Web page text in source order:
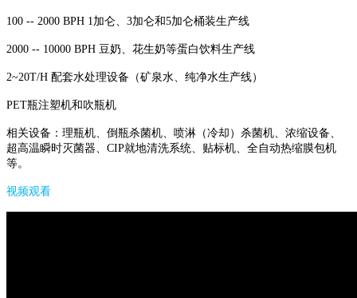
100 -- 2000 BPH 1加仑、3加仑和5加仑桶装生产线
2000 -- 10000 BPH 豆奶、花生奶等蛋白饮料生产线
2~20T/H 配套水处理设备（矿泉水、纯净水生产线）
PET瓶注塑机和吹瓶机
相关设备：理瓶机、倒瓶杀菌机、喷淋（冷却）杀菌机、浓缩设备、
超高温瞬时灭菌器、CIP就地清洗系统、贴标机、全自动热缩膜包机
等。
视频观看